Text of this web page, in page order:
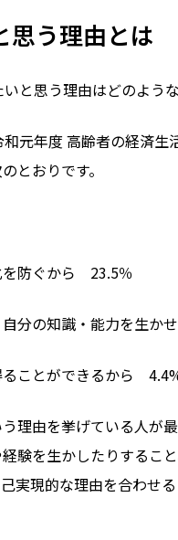
思う理由とは
と思う理由はどのよう
和元年度 高齢者の経済生
とおりです。
を防ぐから 23.5％
自分の知識・能力を生か
ることができるから
理由を挙げている人が
験を生かしたりするこ
実現的な理由を合わせ